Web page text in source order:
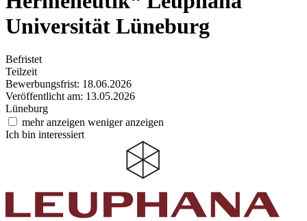
Universität Lüneburg
Befristet
Teilzeit
Bewerbungsfrist: 18.06.2026
Veröffentlicht am: 13.05.2026
Lüneburg
mehr anzeigen weniger anzeigen
Ich bin interessiert